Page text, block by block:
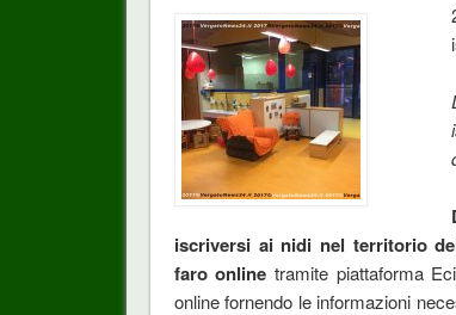
iscriversi ai nidi nel territorio
faro online tramite piattaforma
online fornendo le informazioni